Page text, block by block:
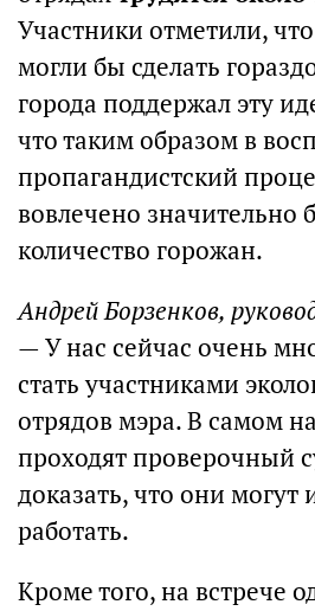
Участники отметили,
могли бы сделать
города поддержал эту
что таким образом в
пропагандистский
вовлечено значительно
количество горожан.
Андрей Борзенков,
— У нас сейчас очень
стать участниками
отрядов мэра. В самом
проходят проверочный
доказать, что они могут
работать.
Кроме того, на встрече